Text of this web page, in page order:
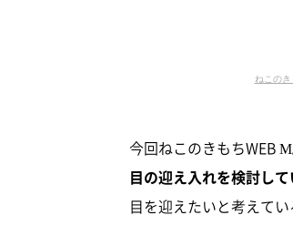
ねこの
今回ねこのきもちWEB
目の迎え入れを検討して
目を迎えたいと考えてい